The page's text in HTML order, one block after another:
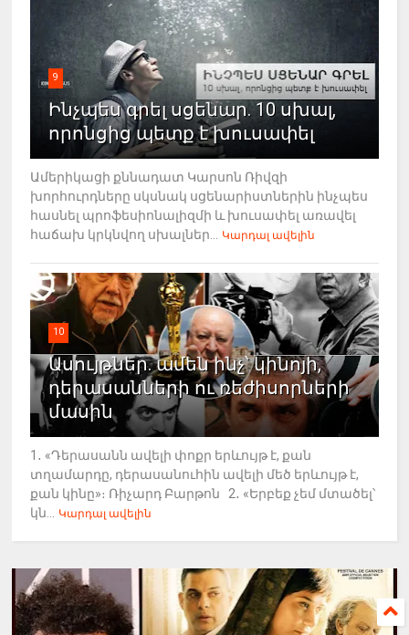
9
Ինչպես գրել սցենար. 10 սխալ,
որոնցից պետք է խուսափել
Ամերիկացի քննադատ Կարսոն Ռիվզի
խորհուրդները սկսնակ սցենարիստներին ինչպես
հասնել պրոֆեսիոնալիզմի և խուսափել առավել
հաճախ կրկնվող սխալներ...
Կարդալ ավելին
10
Ասույթներ. ամեն ինչ՝ կինոյի,
դերասանների ու ռեժիսորների
մասին
1․ «Դերասանն ավելի փոքր երևույթ է, քան
տղամարդը, դերասանուհին ավելի մեծ երևույթ է,
քան կինը»։ Ռիչարդ Բարթոն 2․ «Երբեք չեմ մտածել՝
կն...
Կարդալ ավելին